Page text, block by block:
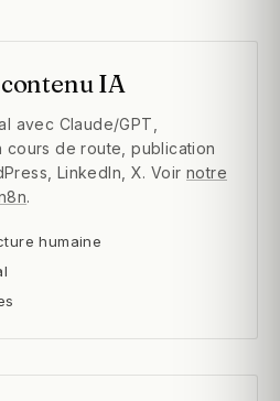
IA
avec Claude/GPT,
cours de route, publication
LinkedIn, X. Voir notre
.
humaine